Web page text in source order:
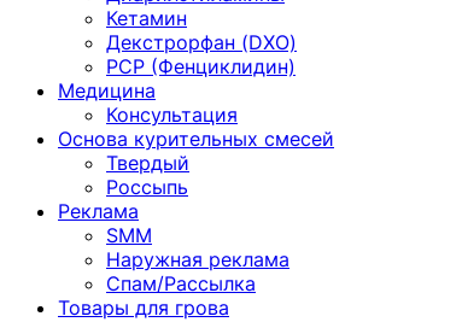
Кетамин
Декстрорфан (DXO)
PCP (Фенциклидин)
Медицина
Консультация
Основа курительных смесей
Твердый
Россыпь
Реклама
SMM
Наружная реклама
Спам/Рассылка
Товары для грова